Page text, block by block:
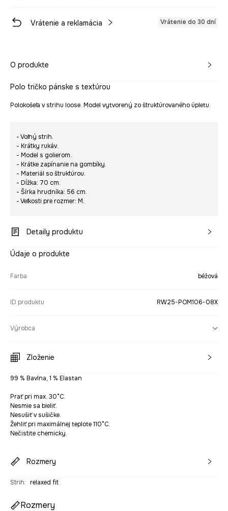
Vrátenie a reklamácia Vrátenie do 30 dní
O produkte
Polo tričko pánske s textúrou
Polokošeľa v strihu loose. Model vytvorený zo štruktúrovaného úpletu.
- Voľný strih.
- Krátky rukáv.
- Model s golierom.
- Krátke zapínanie na gombíky.
- Materiál so štruktúrou.
- Dĺžka: 70 cm.
- Šírka hrudníka: 56 cm.
- Veľkosti pre rozmer: M.
Detaily produktu
Údaje o produkte
Farba béžová
ID produktu RW25-POM106-08X
Výrobca
Zloženie
99 % Bavlna, 1 % Elastan
Prať pri max. 30°C.
Nesmie sa bieliť.
Nesušiť v sušičke.
Žehliť pri maximálnej teplote 110°C.
Nečistite chemicky.
Rozmery
Strih: relaxed fit
Rozmery